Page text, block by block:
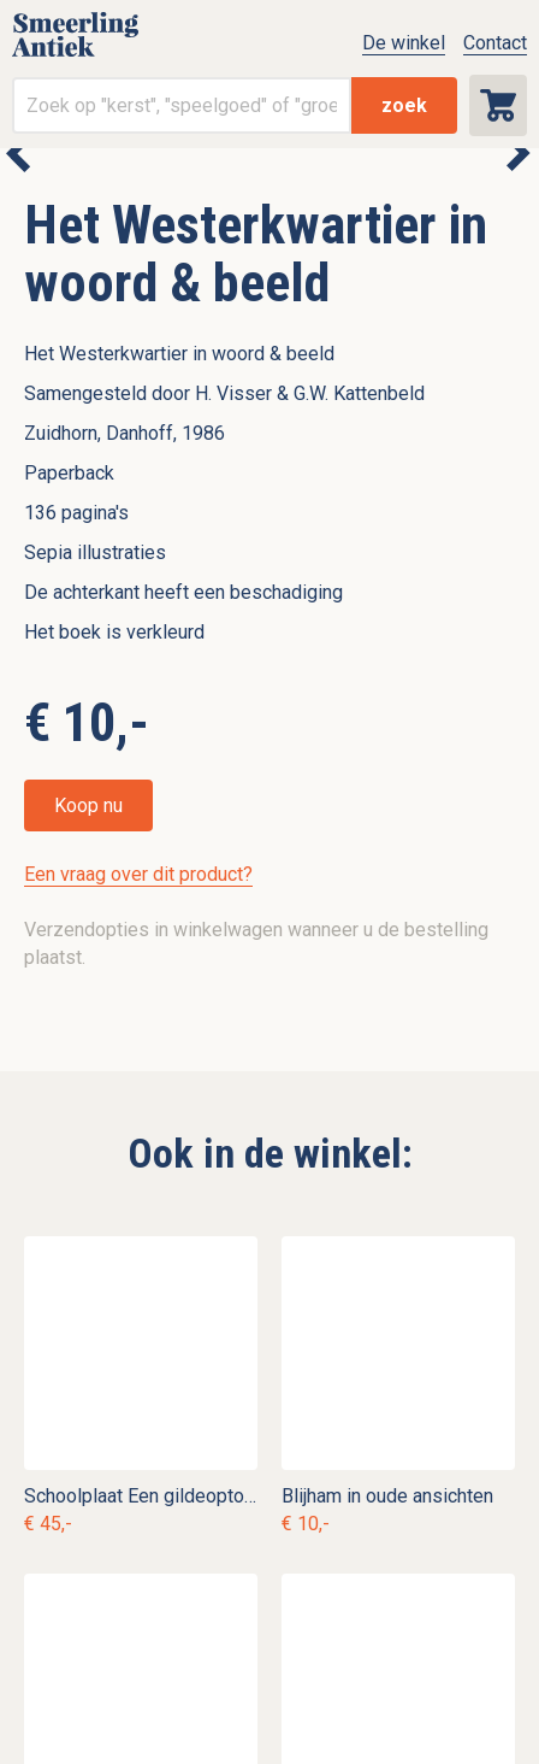
zoek
De winkel Contact
Het Westerkwartier in
woord & beeld
Het Westerkwartier in woord & beeld
Samengesteld door H. Visser & G.W. Kattenbeld
Zuidhorn, Danhoff, 1986
Paperback
136 pagina's
Sepia illustraties
De achterkant heeft een beschadiging
Het boek is verkleurd
€ 10,-
Koop nu
Een vraag over dit product?
Verzendopties in winkelwagen wanneer u de bestelling
plaatst.
Ook in de winkel:
Schoolplaat Een gildeoptocht in Antwerpen (1520)
€ 45,-
Blijham in oude ansichten
€ 10,-